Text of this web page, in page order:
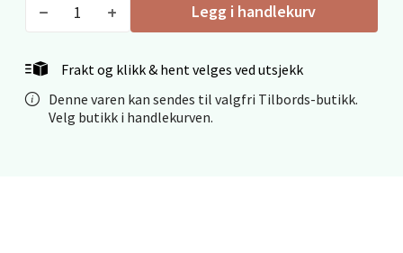
Legg i handlekurv
Frakt og klikk & hent velges ved utsjekk
Denne varen kan sendes til valgfri Tilbords-butikk.
Velg butikk i handlekurven.
Ålesund - Thon Senter Moa
Langelandsvegen 25, 6010 Ålesund
Åpent i dag 10-20
0 i butikk